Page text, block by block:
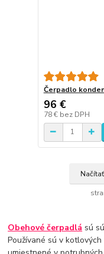
Čerpadlo
96 €
78 € bez DPH
Obehové čerpadlá sú
Používané sú v